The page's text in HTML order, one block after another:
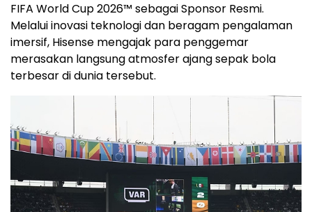
FIFA World Cup 2026™ sebagai Sponsor Resmi.
Melalui inovasi teknologi dan beragam pengalaman
imersif, Hisense mengajak para penggemar
merasakan langsung atmosfer ajang sepak bola
terbesar di dunia tersebut.